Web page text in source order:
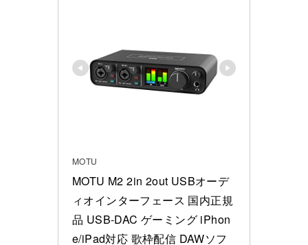
MOTU
MOTU M2 2in 2out USBオーデ
ィオインターフェース 国内正規
品 USB-DAC ゲーミング iPhon
e/iPad対応 歌枠配信 DAWソフ